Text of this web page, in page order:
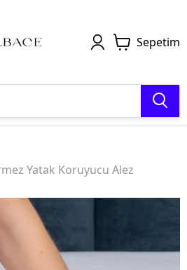
Sepetim
Yatak Koruyucu Alez